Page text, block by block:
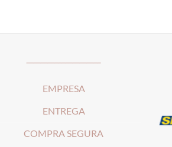
EMPRESA
ENTREGA
COMPRA SEGURA